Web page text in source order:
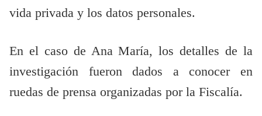
vida privada y los datos personales.
En el caso de Ana María, los detalles de la
investigación fueron dados a conocer en
ruedas de prensa organizadas por la Fiscalía.